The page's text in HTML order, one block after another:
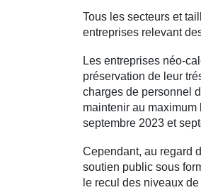
Tous les secteurs et
entreprises relevant
Les entreprises néo-
préservation de leur
charges de personnel
maintenir au
septembre 2023 et
Cependant, au regard
soutien public sous
le recul des niveaux